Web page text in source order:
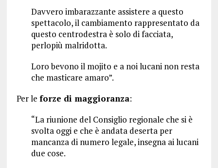
Davvero imbarazzante assistere a questo
spettacolo, il cambiamento rappresentato da
questo centrodestra è solo di facciata,
perlopiù malridotta.
Loro bevono il mojito e a noi lucani non resta
che masticare amaro”.
Per le forze di maggioranza:
“La riunione del Consiglio regionale che si è
svolta oggi e che è andata deserta per
mancanza di numero legale, insegna ai lucani
due cose.